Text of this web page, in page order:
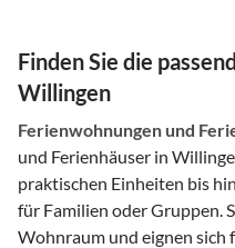
Finden Sie die
Willingen
Ferienwohnungen und
und Ferienhäuser in
praktischen Einheiten bis
für Familien oder Gruppen.
Wohnraum und eignen sich